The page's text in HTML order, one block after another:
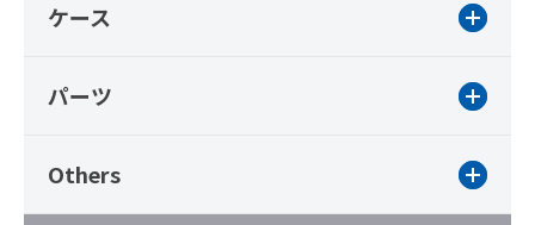
ケース
パーツ
Others